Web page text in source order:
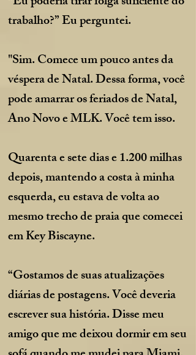
trabalho?” Eu perguntei.
"Sim. Comece um pouco antes da
véspera de Natal. Dessa forma, você
pode amarrar os feriados de Natal,
Ano Novo e MLK. Você tem isso.
Quarenta e sete dias e 1.200 milhas
depois, mantendo a costa à minha
esquerda, eu estava de volta ao
mesmo trecho de praia que comecei
em Key Biscayne.
“Gostamos de suas atualizações
diárias de postagens. Você deveria
escrever sua história. Disse meu
amigo que me deixou dormir em seu